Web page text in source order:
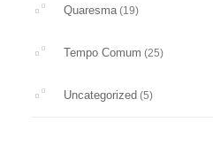
Quaresma (19)
Tempo Comum (25)
Uncategorized (5)